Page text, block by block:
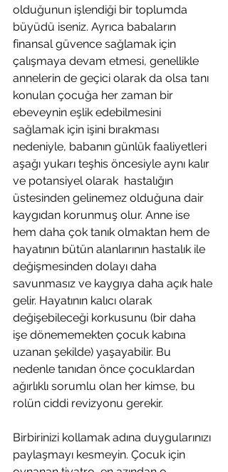
olduğunun işlendiği bir toplumda
büyüdü iseniz. Ayrıca babaların
finansal güvence sağlamak için
çalışmaya devam etmesi, genellikle
annelerin de geçici olarak da olsa tanı
konulan çocuğa her zaman bir
ebeveynin eşlik edebilmesini
sağlamak için işini bırakması
nedeniyle, babanın günlük faaliyetleri
aşağı yukarı teşhis öncesiyle aynı kalır
ve potansiyel olarak  hastalığın
üstesinden gelinemez olduğuna dair
kaygıdan korunmuş olur. Anne ise
hem daha çok tanık olmaktan hem de
hayatının bütün alanlarının hastalık ile
değişmesinden dolayı daha
savunmasız ve kaygıya daha açık hale
gelir. Hayatının kalıcı olarak
değişebileceği korkusunu (bir daha
işe dönememekten çocuk kabına
uzanan şekilde) yaşayabilir. Bu
nedenle tanıdan önce çocuklardan
ağırlıklı sorumlu olan her kimse, bu
rolün ciddi revizyonu gerekir.
Birbirinizi kollamak adına duygularınızı
paylaşmayı kesmeyin. Çocuk için